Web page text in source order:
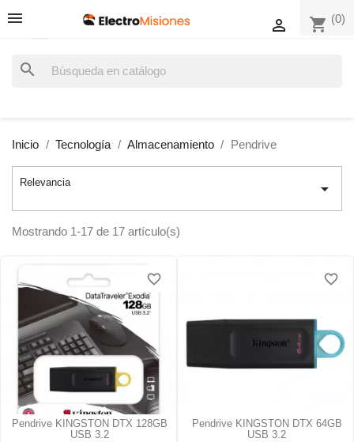
shopping_cart (0)

search
Inicio Tecnología Almacenamiento Pendrive
Relevancia 
Mostrando 1-17 de 17 artículo(s)
Pendrive KINGSTON DTX 128GB
USB 3.2
favorite_border
favorite_border
Pendrive KINGSTON DTX 64GB
USB 3.2
favorite_border
favorite_border